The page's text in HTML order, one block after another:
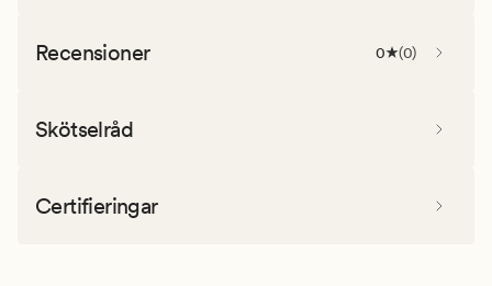
Recensioner 0 (0)
Skötselråd
Certifieringar